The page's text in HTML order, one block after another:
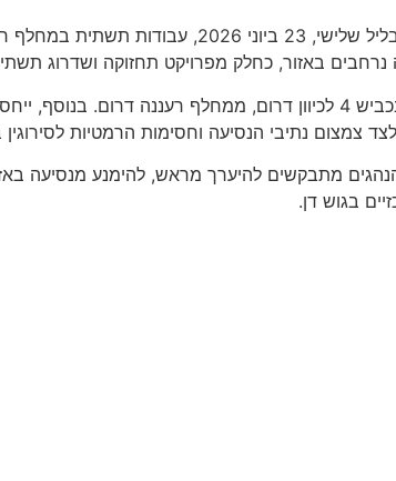
דרום. העבודות יתבצעו
נרחבים באזור, כחלק מפרויקט תחזוקה ושדרוג
לצד צמצום נתיבי הנסיעה וחסימות הרמטיות
מתבקשים להיערך מראש, להימנע מנסיעה
בגוש דן.